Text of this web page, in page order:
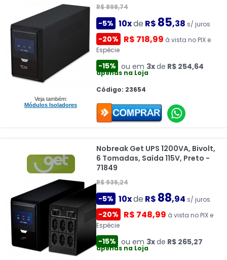
Veja também:
Módulos Isoladores
R$ 898,74
-5% 10xde R$ 85,38 s/ juros
-20% R$ 718,99 à vista no PIX e
Espécie
-15% ou em 3xde R$ 254,64
apenas na Loja
Código: 23654
Nobreak Get UPS 1200VA, Bivolt,
6 Tomadas, Saída 115V, Preto -
71849
R$ 936,24
-5% 10xde R$ 88,94 s/ juros
-20% R$ 748,99 à vista no PIX e
Espécie
-15% ou em 3xde R$ 265,27
apenas na Loja